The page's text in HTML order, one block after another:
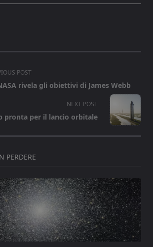
POST
rivela gli obiettivi di James Webb
NEXT POST
pronta per il lancio orbitale
PERDERE